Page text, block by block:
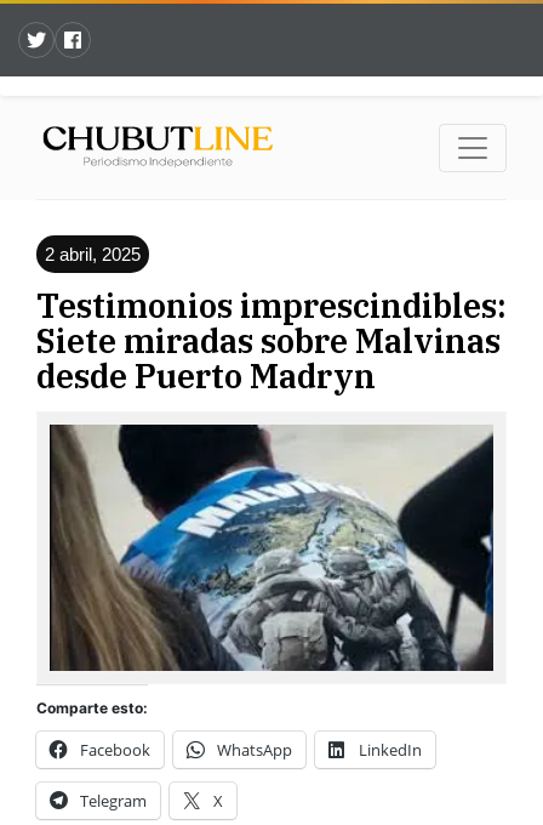
2 abril, 2025
Testimonios imprescindibles:
Siete miradas sobre Malvinas
desde Puerto Madryn
Comparte esto:
Facebook WhatsApp LinkedIn
Telegram X